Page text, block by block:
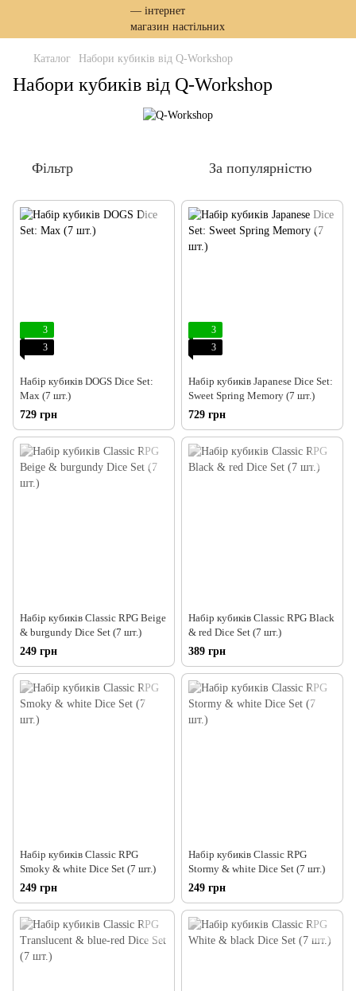
Каталог Набори кубиків від Q-Workshop
Набори кубиків від Q-Workshop
Фільтр За популярністю
3
3
Набір кубиків DOGS Dice Set:
Max (7 шт.)
729 грн
3
3
Набір кубиків Japanese Dice Set:
Sweet Spring Memory (7 шт.)
729 грн
Набір кубиків Classic RPG Beige
& burgundy Dice Set (7 шт.)
249 грн
Набір кубиків Classic RPG Black
& red Dice Set (7 шт.)
389 грн
Набір кубиків Classic RPG
Smoky & white Dice Set (7 шт.)
249 грн
Набір кубиків Classic RPG
Stormy & white Dice Set (7 шт.)
249 грн